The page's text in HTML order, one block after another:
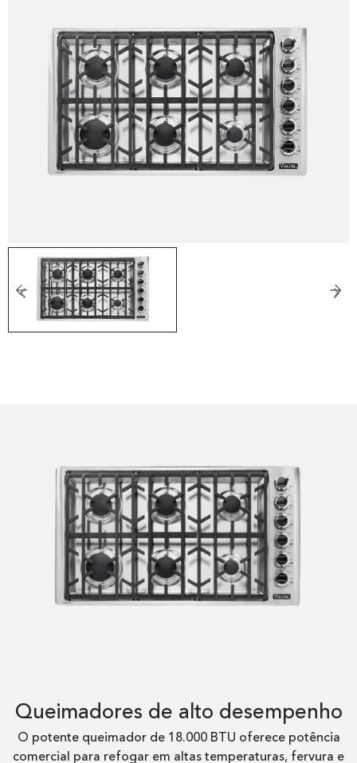
Queimadores de alto desempenho
O potente queimador de 18.000 BTU oferece potência
comercial para refogar em altas temperaturas, fervura e